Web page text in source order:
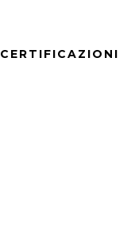
CERTIFICAZIONI